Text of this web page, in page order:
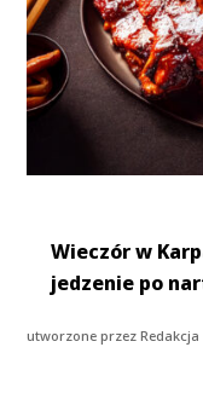
Wieczór w
jedzenie po
utworzone przezRedakcja